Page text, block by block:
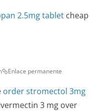
2.5mg tablet cheap
Enlace permanente
order stromectol 3mg
3 mg over